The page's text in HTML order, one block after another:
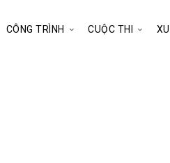
CÔNG TRÌNH CUỘC THI